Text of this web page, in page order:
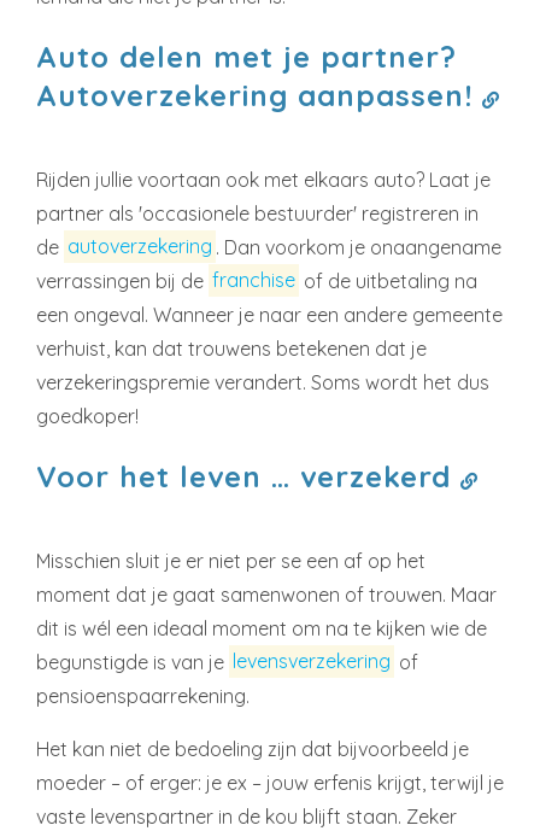
Auto delen met je partner?
Autoverzekering aanpassen!
Rijden jullie voortaan ook met elkaars auto? Laat je
partner als 'occasionele bestuurder' registreren in
de autoverzekering . Dan voorkom je onaangename
verrassingen bij de franchise of de uitbetaling na
een ongeval. Wanneer je naar een andere gemeente
verhuist, kan dat trouwens betekenen dat je
verzekeringspremie verandert. Soms wordt het dus
goedkoper!
Voor het leven … verzekerd
Misschien sluit je er niet per se een af op het
moment dat je gaat samenwonen of trouwen. Maar
dit is wél een ideaal moment om na te kijken wie de
begunstigde is van je levensverzekering of
pensioenspaarrekening.
Het kan niet de bedoeling zijn dat bijvoorbeeld je
moeder – of erger: je ex – jouw erfenis krijgt, terwijl je
vaste levenspartner in de kou blijft staan. Zeker